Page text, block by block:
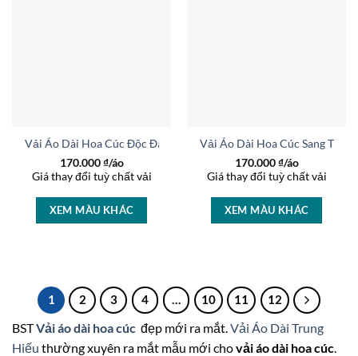
Vải Áo Dài Hoa Cúc Độc Đáo AD 25689
170.000₫/áo
Giá thay đổi tuỳ chất vải
XEM MÀU KHÁC
Vải Áo Dài Hoa Cúc Sang
170.000₫/áo
Giá thay đổi tuỳ chất vải
XEM MÀU KHÁC
1 2 3 4 … 10 11 12
BSTVải áo dài hoa cúc đẹp mới ra mắt. Vải Áo Dài Trung
Hiếu thường xuyên ra mắt mẫu mới chovải áo dài hoa cúc